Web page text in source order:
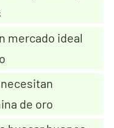
mercado ideal
de oro